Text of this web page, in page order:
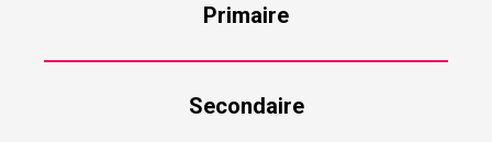
Primaire
Secondaire